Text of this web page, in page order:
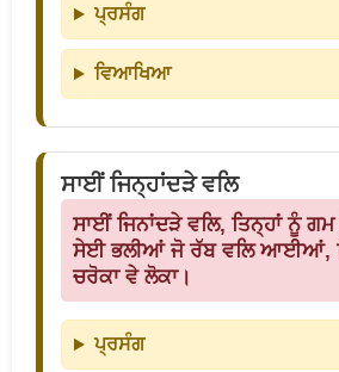
ਪ੍ਰਸੰਗ
ਵਿਆਖਿਆ
ਸਾਈਂ ਜਿਨ੍ਹਾਂਦੜੇ ਵਲਿ
ਸਾਈਂ ਜਿਨਾਂਦੜੇ ਵਲਿ, ਤਿਨ੍ਹਾਂ ਨੂੰ
ਸੇਈ ਭਲੀਆਂ ਜੋ ਰੱਬ ਵਲਿ ਆਈਆਂ,
ਚਰੋਕਾ ਵੇ ਲੋਕਾ।
ਪ੍ਰਸੰਗ